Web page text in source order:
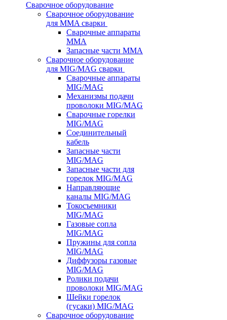
Сварочное оборудование
Сварочное оборудование
для MMA сварки
Сварочные аппараты
MMA
Запасные части MMA
Сварочное оборудование
для MIG/MAG сварки
Сварочные аппараты
MIG/MAG
Механизмы подачи
проволоки MIG/MAG
Сварочные горелки
MIG/MAG
Соединительный
кабель
Запасные части
MIG/MAG
Запасные части для
горелок MIG/MAG
Направляющие
каналы MIG/MAG
Токосъемники
MIG/MAG
Газовые сопла
MIG/MAG
Пружины для сопла
MIG/MAG
Диффузоры газовые
MIG/MAG
Ролики подачи
проволоки MIG/MAG
Шейки горелок
(гусаки) MIG/MAG
Сварочное оборудование